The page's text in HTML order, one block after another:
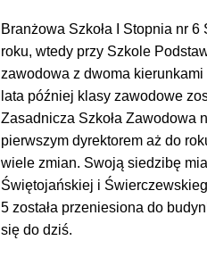
Branżowa Szkoła I Stopnia nr
roku, wtedy przy Szkole
zawodowa z dwoma
lata później klasy zawodowe
Zasadnicza Szkoła Zawodowa
pierwszym dyrektorem aż do
wiele zmian. Swoją siedzibę
Świętojańskiej i
5 została przeniesiona do
się do dziś.